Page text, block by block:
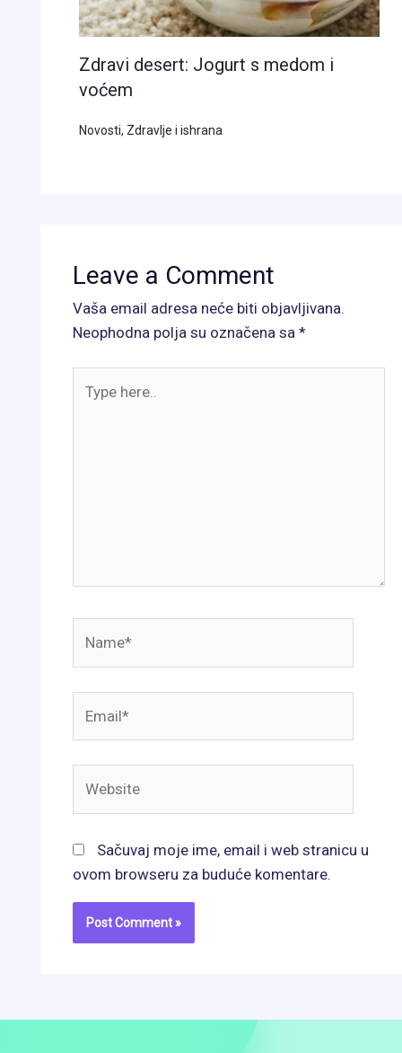
Zdravi desert: Jogurt s medom i
voćem
Novosti, Zdravlje i ishrana
Leave a Comment
Vaša email adresa neće biti objavljivana.
Neophodna polja su označena sa*
here..
Sačuvaj moje ime, email i web stranicu u
ovom browseru za buduće komentare.